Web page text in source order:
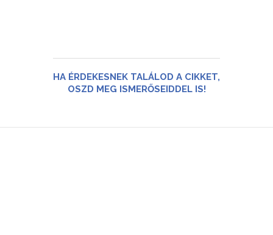
HA ÉRDEKESNEK TALÁLOD A CIKKET,
OSZD MEG ISMERŐSEIDDEL IS!